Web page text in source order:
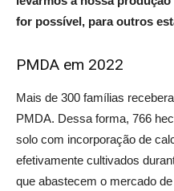
for possível, para outros
PMDA em 2022
Mais de 300 famílias
PMDA. Dessa forma, 766
solo com incorporação de
efetivamente cultivados
que abastecem o mercado